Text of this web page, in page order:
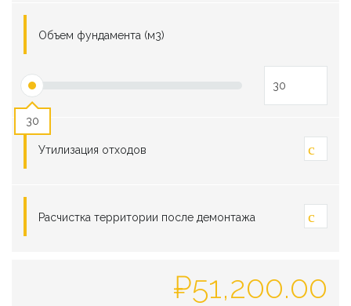
Объем фундамента (м3)
30
Утилизация отходов
Расчистка территории после демонтажа
₽51,200.00